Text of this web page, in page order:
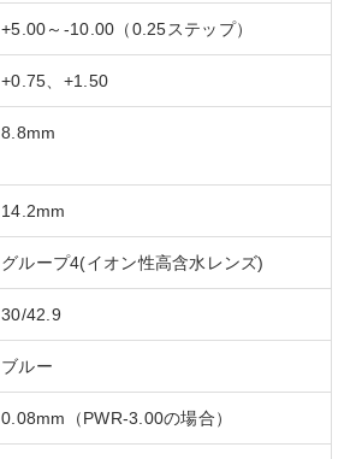
+5.00～-10.00（0.25ステップ）
+0.75、+1.50
8.8mm
14.2mm
グループ4(イオン性高含水レンズ)
30/42.9
ブルー
0.08mm（PWR-3.00の場合）